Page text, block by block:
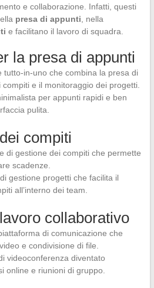
e collaborazione. Infatti, questi
presa di appunti , nella
e facilitano il lavoro di squadra.
la presa di appunti
tutto-in-uno che combina la presa di
e il monitoraggio dei progetti.
per appunti rapidi e ben
pulita.
compiti
di gestione dei compiti che permette
scadenze.
gestione progetti che facilita il
all’interno dei team.
collaborativo
di comunicazione che
e condivisione di file.
videoconferenza diventato
online e riunioni di gruppo.